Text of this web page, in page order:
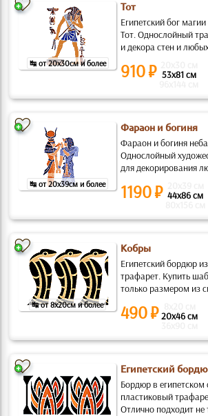
↹ от 20x30см и более
Тот
Египетский бог
Тот. Однослойный
и декора стен и
910 ₽ 53x81 см
↹ от 20x39см и более
Фараон и богиня
Фараон и богиня
Однослойный
для декорирования
1190 ₽ 44x86 см
↹ от 8x20см и более
Кобры
Египетский бордюр
трафарет. Купить
только размером из
490 ₽20x46 см
Египетский
Бордюр в
пластиковый
Отлично подходит не